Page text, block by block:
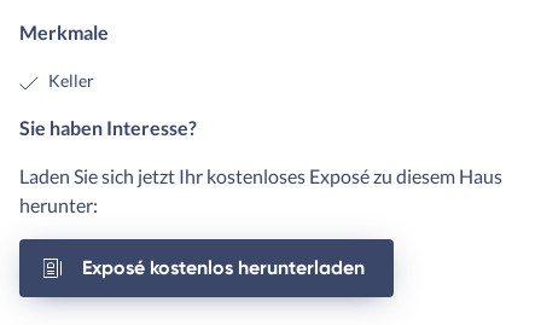
Merkmale
Keller
Sie haben Interesse?
Laden Sie sich jetzt Ihr kostenloses Exposé zu diesem Haus
herunter:
Exposé kostenlos herunterladen